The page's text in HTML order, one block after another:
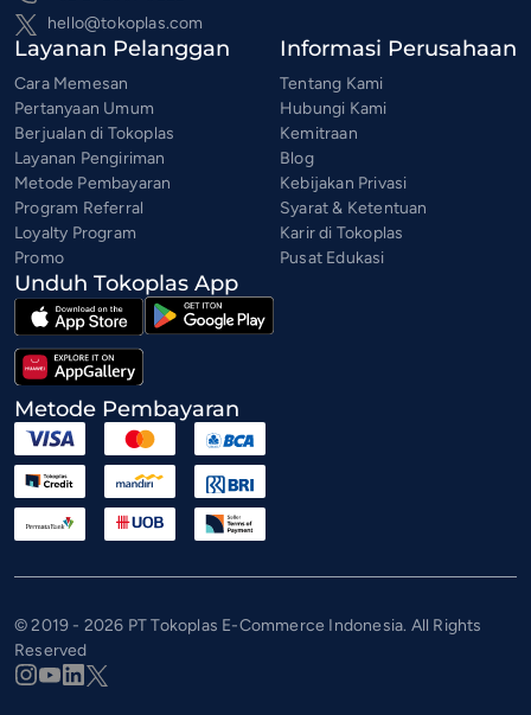
hello@tokoplas.com
Layanan Pelanggan
Cara Memesan
Pertanyaan Umum
Berjualan di Tokoplas
Layanan Pengiriman
Metode Pembayaran
Program Referral
Loyalty Program
Promo
Informasi Perusahaan
Tentang Kami
Hubungi Kami
Kemitraan
Blog
Kebijakan Privasi
Syarat & Ketentuan
Karir di Tokoplas
Pusat Edukasi
Unduh Tokoplas App
Metode Pembayaran
© 2019 - 2026 PT Tokoplas E-Commerce Indonesia. All Rights
Reserved